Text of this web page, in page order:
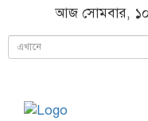
আজ সোমবার, ১০